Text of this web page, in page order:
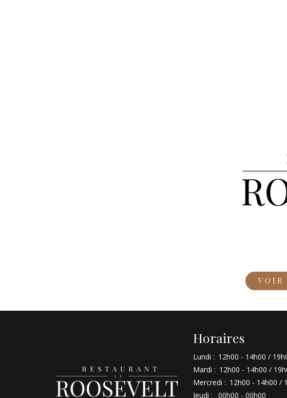
VOIR
Horaires
Lundi : 12h00 - 14h00 /
Mardi : 12h00 - 14h00 /
Mercredi : 12h00 - 14h00 /
Jeudi :
00h00 - 00h00